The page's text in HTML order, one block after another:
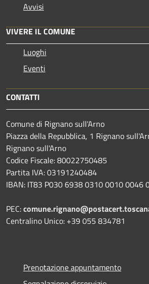
Avvisi
VIVERE IL COMUNE
Luoghi
Eventi
CONTATTI
Comune di Rignano sull'Arno
Piazza della Repubblica, 1 Rignano
Rignano sull'Arno
Codice Fiscale: 80022750485
Partita IVA: 03191240484
IBAN: IT83 P030 6938 0310 0010 0046
PEC:
Centralino Unico: +39 055 834781
Prenotazione appuntamento